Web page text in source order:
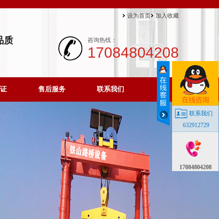
质
设为首页 加入收藏
咨询热线：
17084804208
售后服务 联系我们
联系我们
632912729
17084804208